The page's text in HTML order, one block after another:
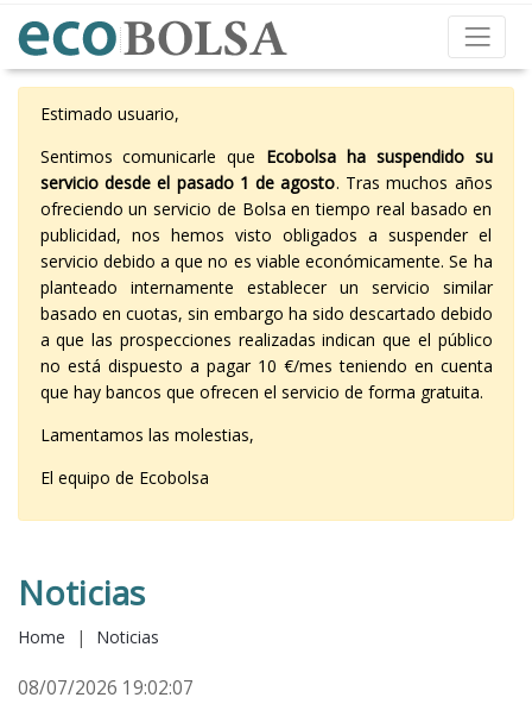
Estimado usuario,
Sentimos comunicarle que Ecobolsa ha suspendido su
servicio desde el pasado 1 de agosto. Tras muchos años
ofreciendo un servicio de Bolsa en tiempo real basado en
publicidad, nos hemos visto obligados a suspender el
servicio debido a que no es viable económicamente. Se ha
planteado internamente establecer un servicio similar
basado en cuotas, sin embargo ha sido descartado debido
a que las prospecciones realizadas indican que el público
no está dispuesto a pagar 10 €/mes teniendo en cuenta
que hay bancos que ofrecen el servicio de forma gratuita.
Lamentamos las molestias,
El equipo de Ecobolsa
Noticias
Home | Noticias
08/07/2026 19:02:07